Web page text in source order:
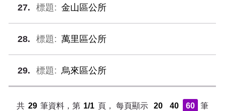
27 金山區公所
28 萬里區公所
29 烏來區公所
共 29 筆資料，第 1/1 頁， 每頁顯示 20 40 60 筆